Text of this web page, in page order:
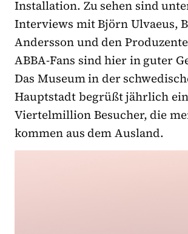
Installation. Zu sehen sind
Interviews mit Björn Ulvaeus,
Andersson und den
ABBA-Fans sind hier in guter
Das Museum in der
Hauptstadt begrüßt jährlich
Viertelmillion Besucher, die
kommen aus dem Ausland.